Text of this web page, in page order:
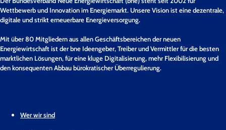
Wettbewerb und Innovation im Energiemarkt. Unsere Vision ist eine dezentrale,
digitale und strikt erneuerbare Energieversorgung.
Mit über 80 Mitgliedern aus allen Geschäftsbereichen der neuen
Energiewirtschaft ist der bne Ideengeber, Treiber und Vermittler für die besten
marktlichen Lösungen, für eine kluge Digitalisierung, mehr Flexibilisierung und
den konsequenten Abbau bürokratischer Überregulierung.
Wer wir sind